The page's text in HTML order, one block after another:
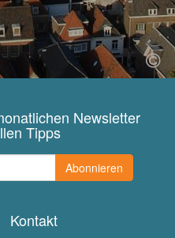
Newsletter
Tipps
Abonnieren
Kontakt